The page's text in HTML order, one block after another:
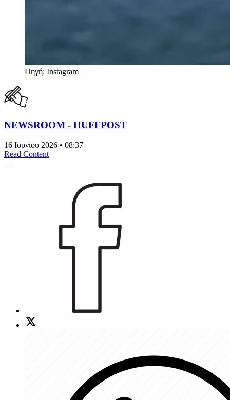
Πηγή: Instagram
NEWSROOM - HUFFPOST
16 Ιουνίου 2026 • 08:37
Read Content